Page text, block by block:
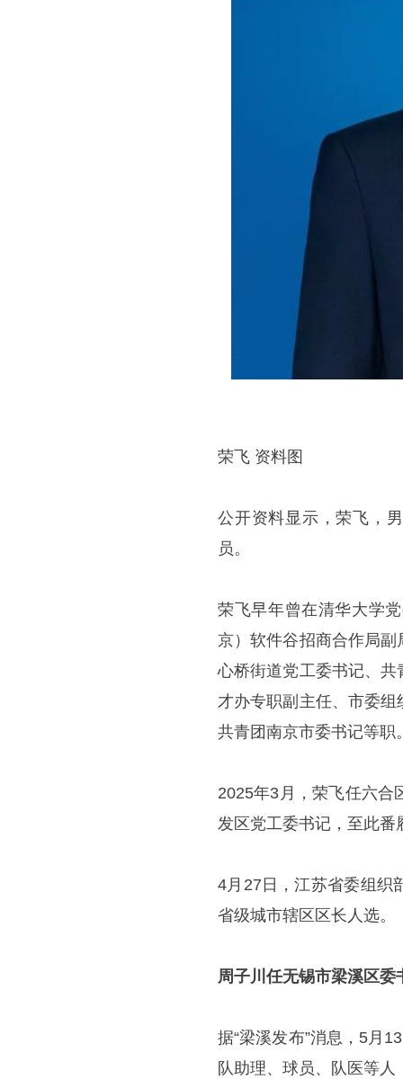
荣飞 资料图
公开资料显示，荣飞，
员。
荣飞早年曾在清华大学
京）软件谷招商合作局
心桥街道党工委书记、
才办专职副主任、市委
共青团南京市委书记等职
2025年3月，荣飞任六合
发区党工委书记，至此番
4月27日，江苏省委组织
省级城市辖区区长人选。
周子川任无锡市梁溪区委
据“梁溪发布”消息，5月
队助理、球员、队医等